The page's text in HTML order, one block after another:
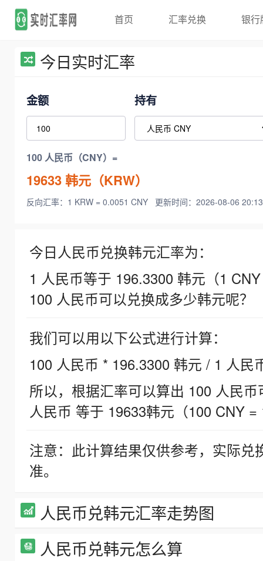
首页 汇率兑换 银行
今日实时汇率
金额 持有
100 人民币（CNY）=
19633韩元（KRW）
反向汇率：1 KRW = 0.0051 CNY 更新时间：2026-08-06
今日人民币兑换韩元汇率为：
1 人民币等于 196.3300 韩元（1
100 人民币可以兑换成多少韩元呢？
我们可以用以下公式进行计算：
100 人民币 * 196.3300 韩元 / 1 人民
所以，根据汇率可以算出 100 人民
人民币 等于 19633韩元（100 CNY =
注意：此计算结果仅供参考，实际
准。
人民币兑韩元汇率走势图
人民币兑韩元怎么算